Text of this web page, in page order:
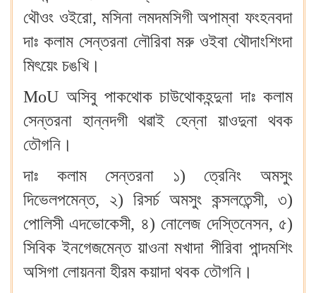
থৌওং ওইরো, মসিনা লমদমসিগী অপাম্বা ফংহনবদা
দাঃ কলাম সেন্তরনা লৌরিবা মরু ওইবা থৌদাংশিংদা
মিৎয়েং চঙখি।
MoU অসিবু পাকথোক চাউথোকহন্দুনা দাঃ কলাম
সেন্তরনা হান্নদগী থৱাই হেন্না য়াওদুনা থবক
তৌগনি।
দাঃ কলাম সেন্তরনা ১) ত্রেনিং অমসুং
দিভেলপমেন্ত, ২) রিসর্চ অমসুং কন্সলতেন্সী, ৩)
পোলিসী এদভোকেসী, ৪) নোলেজ দেস্তিনেসন, ৫)
সিবিক ইনগেজমেন্ত য়াওনা মখাদা পীরিবা পান্দমশিং
অসিগা লোয়ননা হীরম কয়াদা থবক তৌগনি।